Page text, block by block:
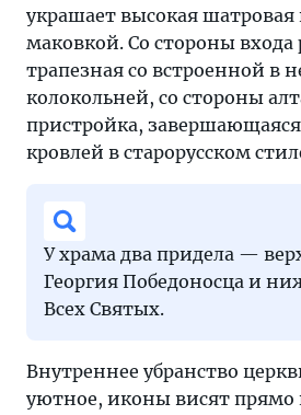
украшает высокая
маковкой. Со стороны входа
трапезная со встроенной в
колокольней, со стороны
пристройка,
кровлей в старорусском
У храма два придела —
Георгия Победоносца и
Всех Святых.
Внутреннее убранство
уютное, иконы висят прямо